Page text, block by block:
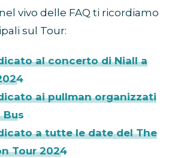
vivo delle FAQ ti ricordiamo
sul Tour:
al concerto di Niall a
ai pullman organizzati
Bus
a tutte le date del The
Tour 2024